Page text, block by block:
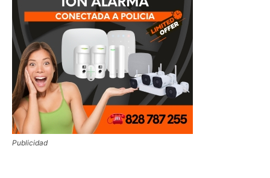
Publicidad